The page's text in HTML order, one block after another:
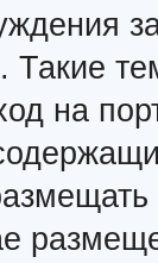
Такие
на